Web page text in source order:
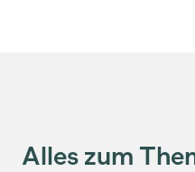
Alles zum